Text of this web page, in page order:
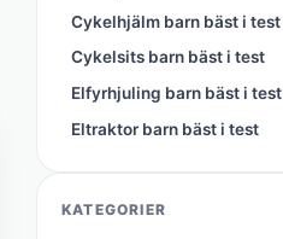
Cykelhjälm barn bäst i test
Cykelsits barn bäst i test
Elfyrhjuling barn bäst i test
Eltraktor barn bäst i test
KATEGORIER